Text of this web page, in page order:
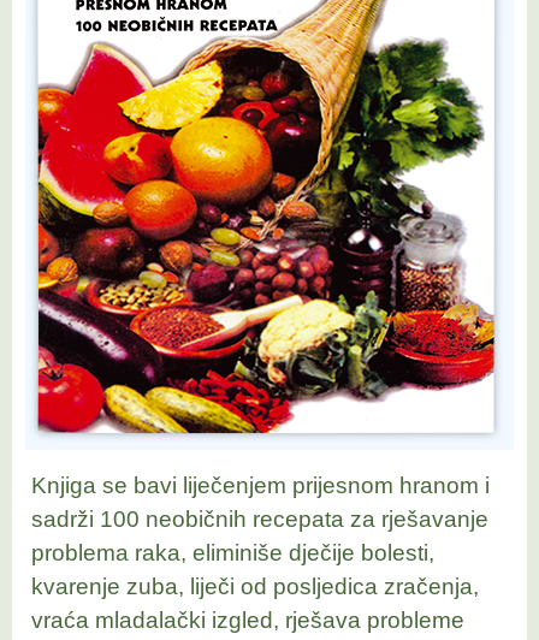
Knjiga se bavi liječenjem prijesnom hranom i
sadrži 100 neobičnih recepata za rješavanje
problema raka, eliminiše dječije bolesti,
kvarenje zuba, liječi od posljedica zračenja,
vraća mladalački izgled, rješava probleme